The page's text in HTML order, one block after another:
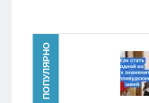
анализ
Видео
Главная
Новости
ПОПУЛЯРНО